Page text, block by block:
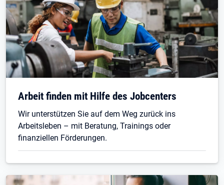
Arbeit finden mit Hilfe des Jobcenters
Wir unterstützen Sie auf dem Weg zurück ins
Arbeitsleben – mit Beratung, Trainings oder
finanziellen Förderungen.